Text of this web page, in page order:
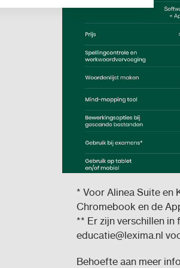
* Voor Alinea Suite en
Chromebook en de
** Er zijn verschillen
educatie@lexima.nl
Behoefte aan meer